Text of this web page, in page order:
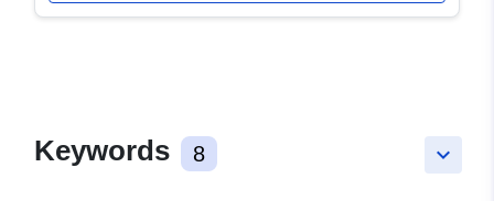
keyboard_arrow_down
Keywords 8